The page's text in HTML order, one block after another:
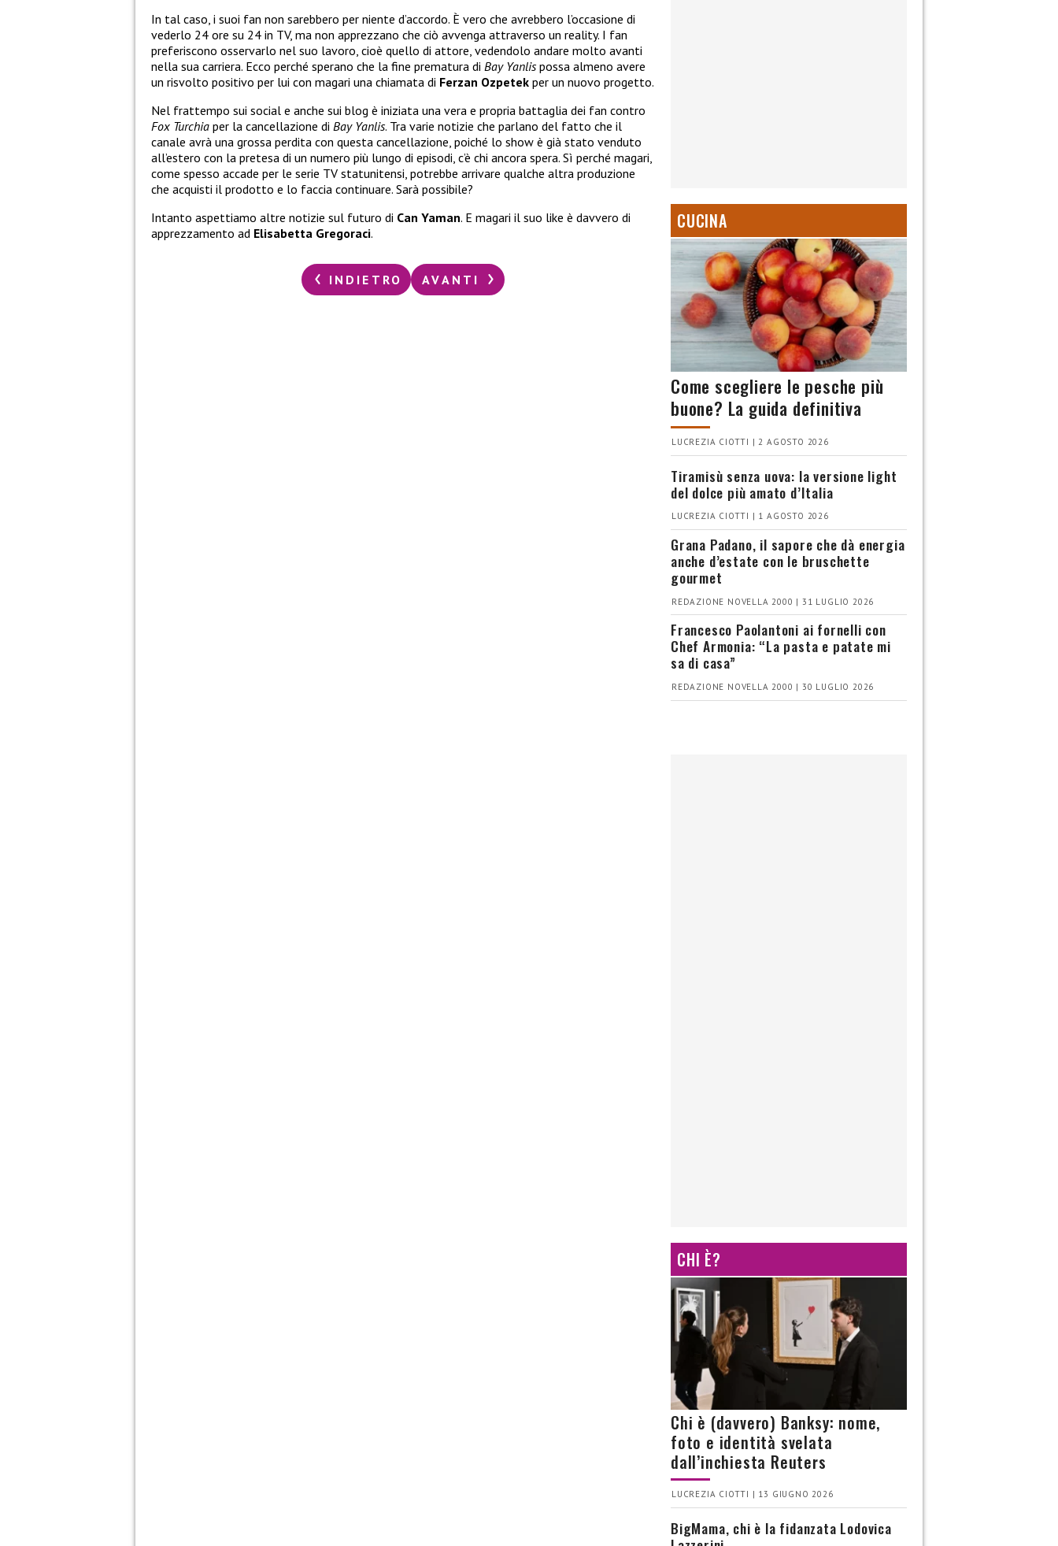
In tal caso, i suoi fan non sarebbero per niente d’accordo. È vero che avrebbero l’occasione di
vederlo 24 ore su 24 in TV, ma non apprezzano che ciò avvenga attraverso un reality. I fan
preferiscono osservarlo nel suo lavoro, cioè quello di attore, vedendolo andare molto avanti
nella sua carriera. Ecco perché sperano che la fine prematura di Bay Yanlispossa almeno avere
un risvolto positivo per lui con magari una chiamata di Ferzan Ozpetek per un nuovo progetto.
Nel frattempo sui social e anche sui blog è iniziata una vera e propria battaglia dei fan contro
Fox Turchia per la cancellazione di Bay Yanlis. Tra varie notizie che parlano del fatto che il
canale avrà una grossa perdita con questa cancellazione, poiché lo show è già stato venduto
all’estero con la pretesa di un numero più lungo di episodi, c’è chi ancora spera. Sì perché magari,
come spesso accade per le serie TV statunitensi, potrebbe arrivare qualche altra produzione
che acquisti il prodotto e lo faccia continuare. Sarà possibile?
Intanto aspettiamo altre notizie sul futuro di Can Yaman. E magari il suo like è davvero di
apprezzamento ad Elisabetta Gregoraci.
INDIETRO AVANTI
CUCINA
Come scegliere le pesche più
buone? La guida definitiva
LUCREZIA CIOTTI | 2 AGOSTO 2026
Tiramisù senza uova: la versione light
del dolce più amato d’Italia
LUCREZIA CIOTTI | 1 AGOSTO 2026
Grana Padano, il sapore che dà energia
anche d’estate con le bruschette
gourmet
REDAZIONE NOVELLA 2000 | 31 LUGLIO 2026
Francesco Paolantoni ai fornelli con
Chef Armonia: “La pasta e patate mi
sa di casa”
REDAZIONE NOVELLA 2000 | 30 LUGLIO 2026
CHI È?
Chi è (davvero) Banksy: nome,
foto e identità svelata
dall’inchiesta Reuters
LUCREZIA CIOTTI | 13 GIUGNO 2026
BigMama, chi è la fidanzata Lodovica